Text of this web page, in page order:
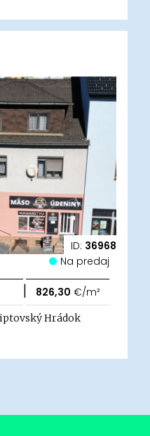
ID: 36968
Na predaj
| 826,30 €/m²
Hrádok